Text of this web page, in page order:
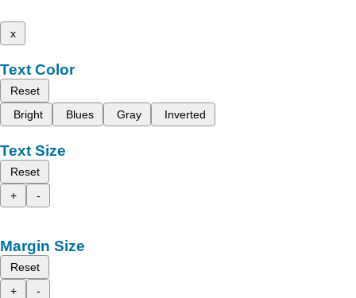
x
Text Color
Reset
Bright
Blues Gray Inverted
Text Size
Reset
+
-
Margin Size
Reset
+
-